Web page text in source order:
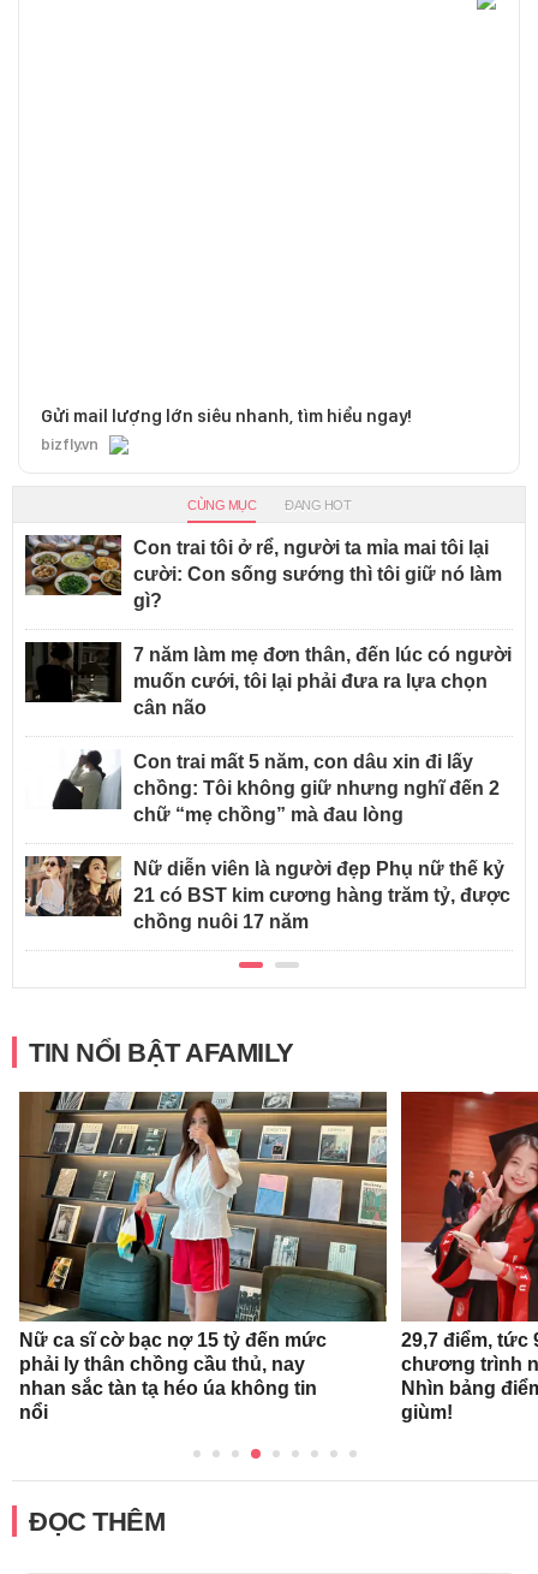
Gửi mail lượng lớn siêu nhanh, tìm hiểu ngay!
bizfly.vn
CÙNG MỤC ĐANG HOT
Con trai tôi ở rể, người ta mỉa mai tôi lại
cười: Con sống sướng thì tôi giữ nó làm
gì?
7 năm làm mẹ đơn thân, đến lúc có người
muốn cưới, tôi lại phải đưa ra lựa chọn
cân não
Con trai mất 5 năm, con dâu xin đi lấy
chồng: Tôi không giữ nhưng nghĩ đến 2
chữ “mẹ chồng” mà đau lòng
Nữ diễn viên là người đẹp Phụ nữ thế kỷ
21 có BST kim cương hàng trăm tỷ, được
chồng nuôi 17 năm
TIN NỔI BẬT AFAMILY
Nữ ca sĩ cờ bạc nợ 15 tỷ đến mức
phải ly thân chồng cầu thủ, nay
nhan sắc tàn tạ héo úa không tin
nổi
29,7 điểm, tức
chương trình
Nhìn bảng
giùm!
ĐỌC THÊM